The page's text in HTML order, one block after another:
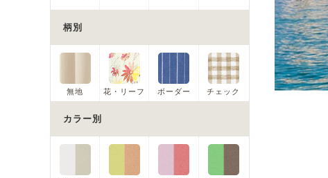
柄別
無地 花・リーフ ボーダー チェック
カラー別